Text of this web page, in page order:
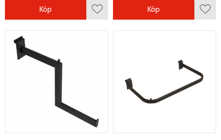
Lägg till i favoriter
Köp Köp